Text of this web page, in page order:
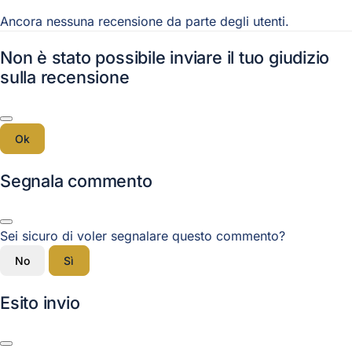
Ancora nessuna recensione da parte degli utenti.
Non è stato possibile inviare il tuo giudizio
sulla recensione
Ok
Segnala commento
Sei sicuro di voler segnalare questo commento?
No Sì
Esito invio